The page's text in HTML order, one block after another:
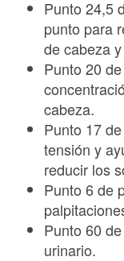
Punto 24,5
punto para
de cabeza
Punto 20
cabeza.
Punto 17
tensión y
reducir los
Punto 6 de
Punto 60
urinario.